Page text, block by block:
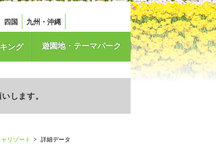
四国 九州・沖縄
ング 遊園地・テーマパーク
します。
リゾート 詳細データ